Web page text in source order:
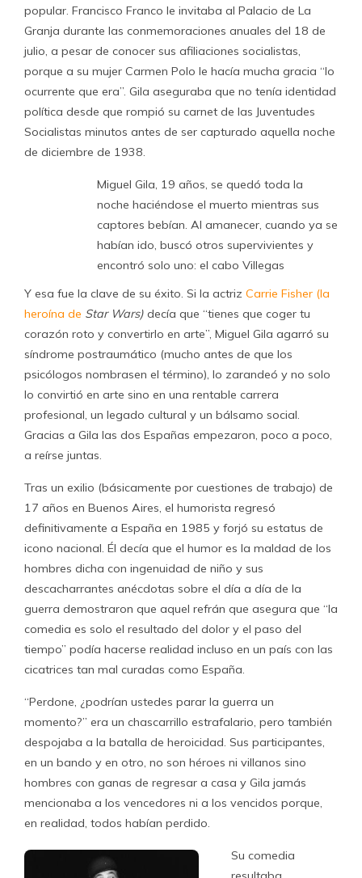
popular. Francisco Franco le invitaba al Palacio de La
Granja durante las conmemoraciones anuales del 18 de
julio, a pesar de conocer sus afiliaciones socialistas,
porque a su mujer Carmen Polo le hacía mucha gracia “lo
ocurrente que era”. Gila aseguraba que no tenía identidad
política desde que rompió su carnet de las Juventudes
Socialistas minutos antes de ser capturado aquella noche
de diciembre de 1938.
Miguel Gila, 19 años, se quedó toda la
noche haciéndose el muerto mientras sus
captores bebían. Al amanecer, cuando ya se
habían ido, buscó otros supervivientes y
encontró solo uno: el cabo Villegas
Y esa fue la clave de su éxito. Si la actriz Carrie Fisher (la
heroína de Star Wars) decía que “tienes que coger tu
corazón roto y convertirlo en arte”, Miguel Gila agarró su
síndrome postraumático (mucho antes de que los
psicólogos nombrasen el término), lo zarandeó y no solo
lo convirtió en arte sino en una rentable carrera
profesional, un legado cultural y un bálsamo social.
Gracias a Gila las dos Españas empezaron, poco a poco,
a reírse juntas.
Tras un exilio (básicamente por cuestiones de trabajo) de
17 años en Buenos Aires, el humorista regresó
definitivamente a España en 1985 y forjó su estatus de
icono nacional. Él decía que el humor es la maldad de los
hombres dicha con ingenuidad de niño y sus
descacharrantes anécdotas sobre el día a día de la
guerra demostraron que aquel refrán que asegura que “la
comedia es solo el resultado del dolor y el paso del
tiempo” podía hacerse realidad incluso en un país con las
cicatrices tan mal curadas como España.
“Perdone, ¿podrían ustedes parar la guerra un
momento?” era un chascarrillo estrafalario, pero también
despojaba a la batalla de heroicidad. Sus participantes,
en un bando y en otro, no son héroes ni villanos sino
hombres con ganas de regresar a casa y Gila jamás
mencionaba a los vencedores ni a los vencidos porque,
en realidad, todos habían perdido.
Su comedia